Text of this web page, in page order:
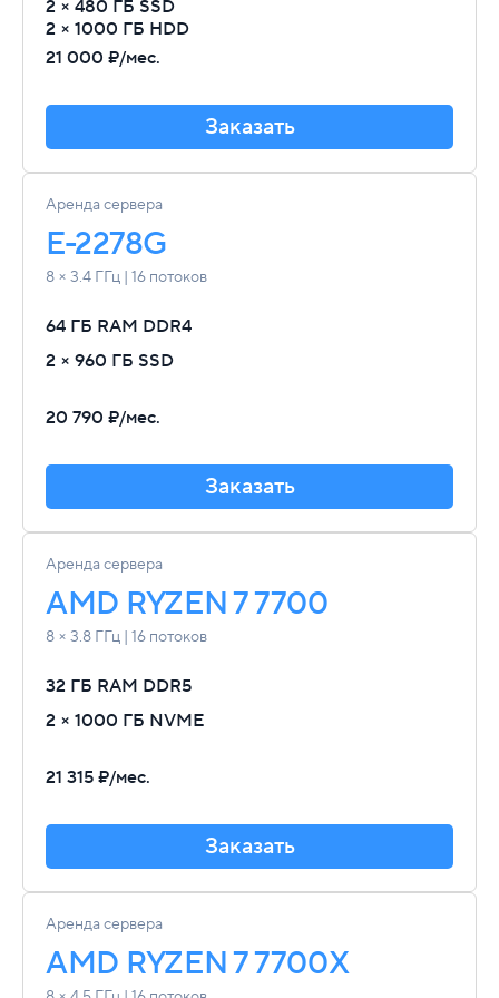
2 × 480 ГБ SSD
2 × 1000 ГБ HDD
21 000 ₽/мес.
Заказать
Аренда сервера
E-2278G
8 × 3.4 ГГц | 16 потоков
64 ГБ RAM DDR4
2 × 960 ГБ SSD
20 790 ₽/мес.
Заказать
Аренда сервера
AMD RYZEN 7 7700
8 × 3.8 ГГц | 16 потоков
32 ГБ RAM DDR5
2 × 1000 ГБ NVME
21 315 ₽/мес.
Заказать
Аренда сервера
AMD RYZEN 7 7700X